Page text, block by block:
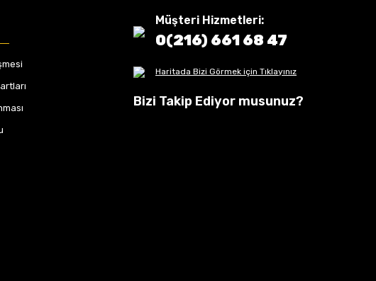
Müşteri Hizmetleri:
0(216) 661 68 47
Haritada Bizi Görmek için Tıklayınız
Bizi Takip Ediyor musunuz?